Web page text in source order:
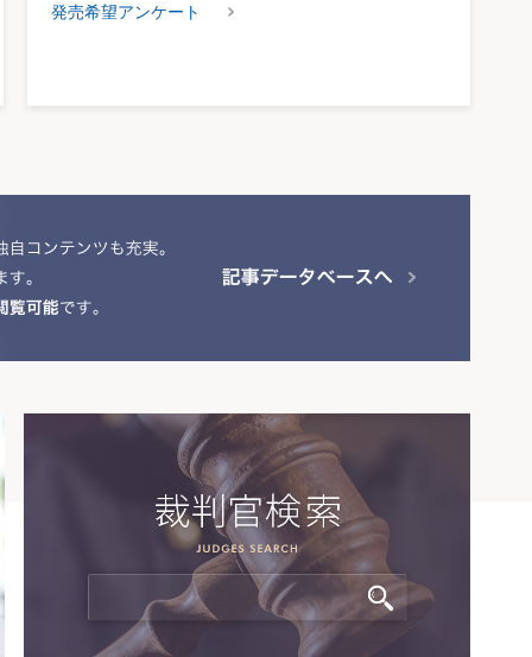
発売希望アンケート